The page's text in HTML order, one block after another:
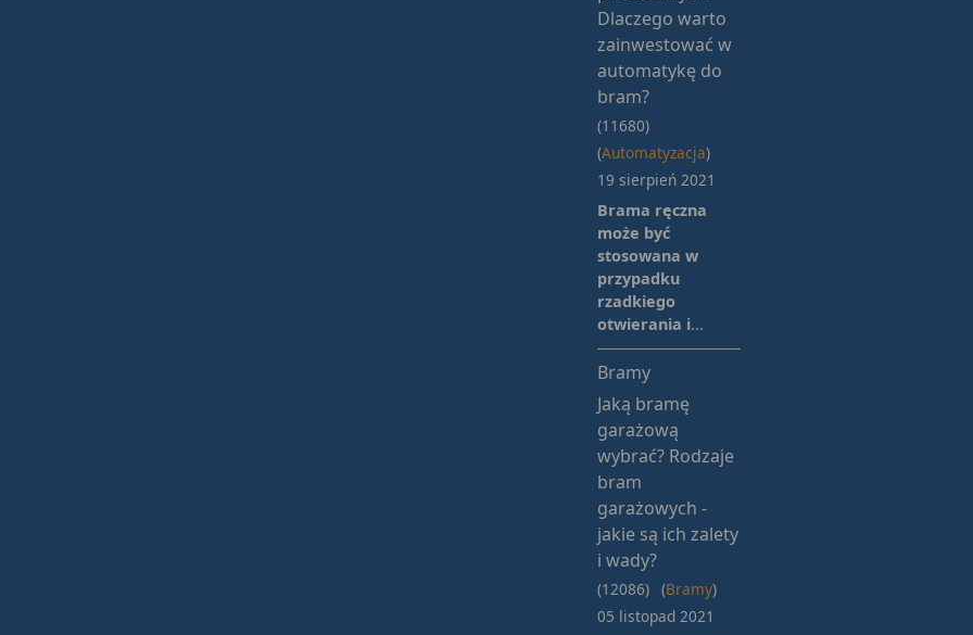
Dlaczego warto
zainwestować w
automatykę do
bram?
(11680)
(Automatyzacja)
19 sierpień 2021
Brama ręczna
może być
stosowana w
przypadku
rzadkiego
otwierania i...
Bramy
Jaką bramę
garażową
wybrać? Rodzaje
bram
garażowych -
jakie są ich zalety
i wady?
(12086) (Bramy)
05 listopad 2021